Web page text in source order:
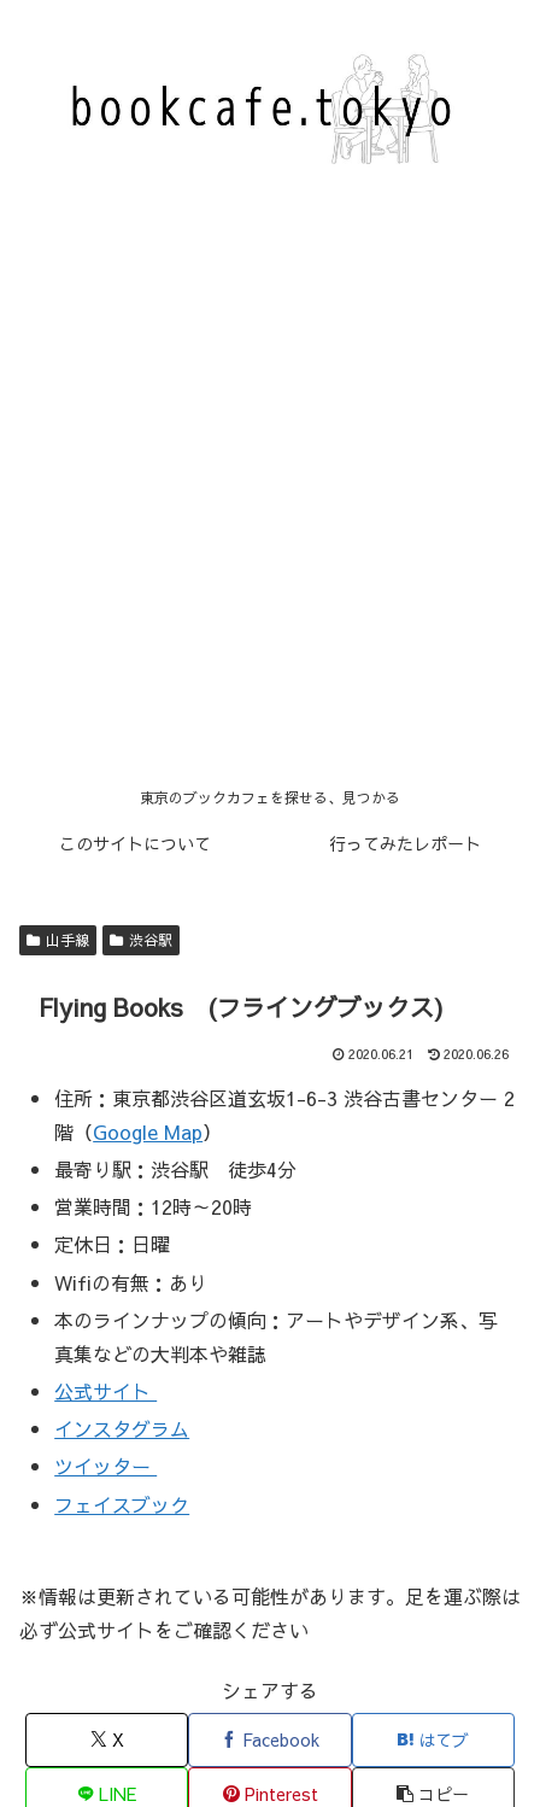
東京のブックカフェを探せる、見つかる
このサイトについて 行ってみたレポート
山手線 渋谷駅
Flying Books (フライングブックス)
2020.06.21 2020.06.26
住所：東京都渋谷区道玄坂1-6-3 渋谷古書センター 2
階（Google Map）
最寄り駅：渋谷駅 徒歩4分
営業時間：12時～20時
定休日：日曜
Wifiの有無：あり
本のラインナップの傾向：アートやデザイン系、写
真集などの大判本や雑誌
公式サイト
インスタグラム
ツイッター
フェイスブック
※情報は更新されている可能性があります。足を運ぶ際は
必ず公式サイトをご確認ください
シェアする
X Facebook はてブ
LINE Pinterest コピー